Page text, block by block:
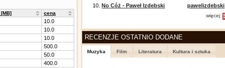
cena
10.0
10.0
10.0
500.0
50.0
400.0
10.No Cóż - Paweł Izdebski pawelizdebski
więcej
RECENZJE OSTATNIO DODANE
Muzyka Film Literatura Kultura i sztuka